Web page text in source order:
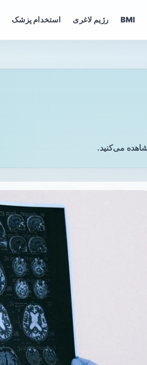
BMI رژیم لاغری استخدام پزشک